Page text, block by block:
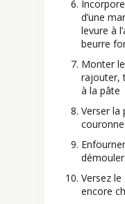
d’une
levure à
beurre
Monter
rajouter,
à la pâte
Verser la
Versez
encore